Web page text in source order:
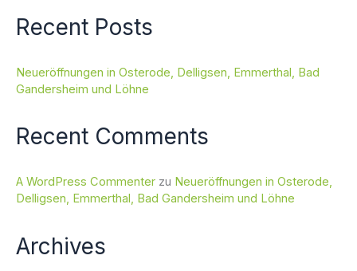
Recent Posts
Neueröffnungen in Osterode, Delligsen, Emmerthal, Bad
Gandersheim und Löhne
Recent Comments
A WordPress Commenter zu Neueröffnungen in Osterode,
Delligsen, Emmerthal, Bad Gandersheim und Löhne
Archives